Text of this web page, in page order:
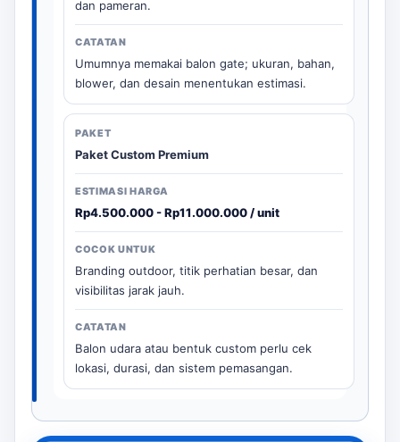
dan pameran.
Umumnya memakai balon gate; ukuran, bahan,
blower, dan desain menentukan estimasi.
Paket Custom Premium
Rp4.500.000 - Rp11.000.000 / unit
Branding outdoor, titik perhatian besar, dan
visibilitas jarak jauh.
Balon udara atau bentuk custom perlu cek
lokasi, durasi, dan sistem pemasangan.